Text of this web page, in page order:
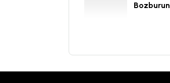
Bozburun